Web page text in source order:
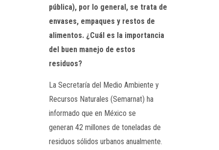
pública), por lo general, se trata de
envases, empaques y restos de
alimentos. ¿Cuál es la importancia
del buen manejo de estos
residuos?
La Secretaría del Medio Ambiente y
Recursos Naturales (Semarnat) ha
informado que en México se
generan 42 millones de toneladas de
residuos sólidos urbanos anualmente.